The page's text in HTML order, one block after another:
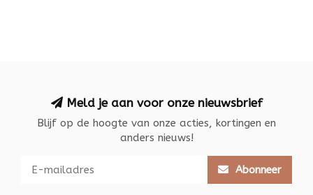
Meld je aan voor onze nieuwsbrief
Blijf op de hoogte van onze acties, kortingen en
anders nieuws!
Abonneer